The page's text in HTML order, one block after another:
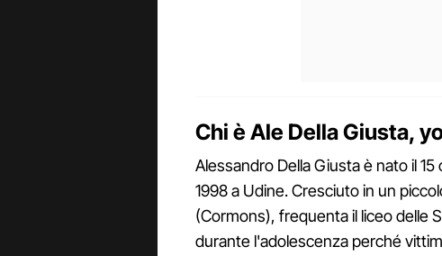
Chi è Ale Della Giusta,
Alessandro Della Giusta è nato il
1998 a Udine. Cresciuto in un
(Cormons), frequenta il liceo delle
durante l'adolescenza perché